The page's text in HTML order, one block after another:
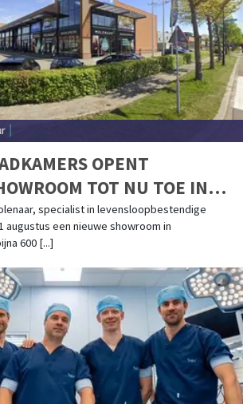
OPENT
TOT NU TOE IN
specialist in levensloopbestendige
augustus een nieuwe showroom in
600 [...]